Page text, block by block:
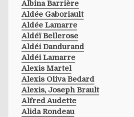
Albina Barrière
Aldée Gaboriault
Aldée Lamarre
Aldéï Bellerose
Aldéi Dandurand
Aldéi Lamarre
Alexis Martel
Alexis Oliva Bedard
Alexis, Joseph Brault
Alfred Audette
Alida Rondeau